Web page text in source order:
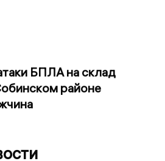
БПЛА на склад
районе